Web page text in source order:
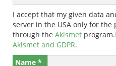
I accept that my given data
server in the USA only for
through the Akismet program.
Akismet and GDPR.
Name *